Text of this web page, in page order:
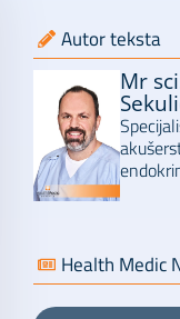
Autor teksta
Mr
Health Medic